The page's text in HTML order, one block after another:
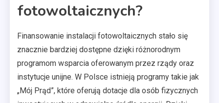
fotowoltaicznych?
Finansowanie instalacji fotowoltaicznych stało się
znacznie bardziej dostępne dzięki różnorodnym
programom wsparcia oferowanym przez rządy oraz
instytucje unijne. W Polsce istnieją programy takie jak
„Mój Prąd”, które oferują dotacje dla osób fizycznych